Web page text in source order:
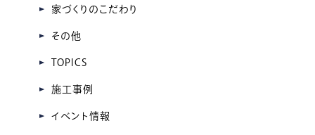
カ
イ
家づくりのこだわり
その他
TOPICS
施工事例
イベント情報